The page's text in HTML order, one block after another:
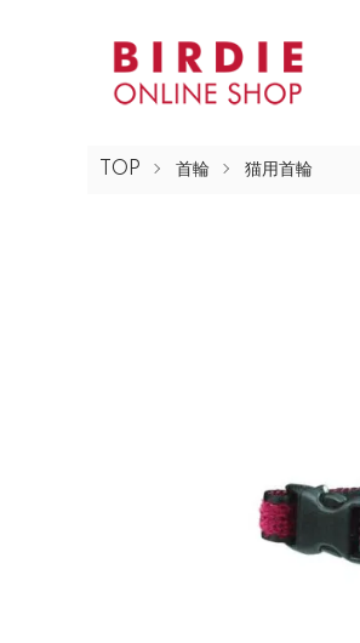
TOP 首輪 猫用首輪